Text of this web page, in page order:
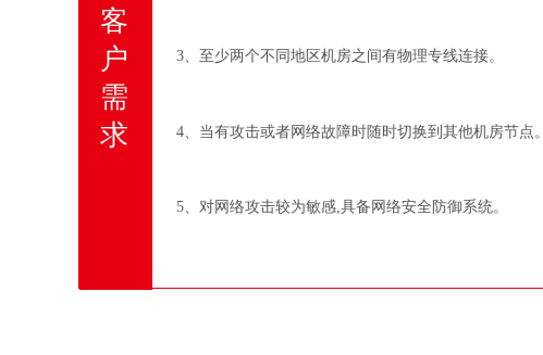
客
户
需
求
3、至少两个不同地区机房之间有物理专线连接。
4、当有攻击或者网络故障时随时切换到其他机房节点。
5、对网络攻击较为敏感,具备网络安全防御系统。